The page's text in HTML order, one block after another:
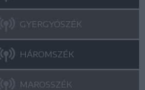
GYERGYÓSZÉK
HÁROMSZÉK
MAROSSZÉK